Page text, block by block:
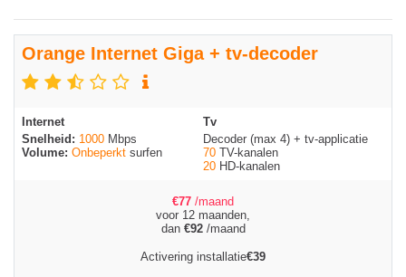
Orange Internet Giga + tv-decoder
Internet
Snelheid: 1000 Mbps
Volume: Onbeperkt surfen
Tv
Decoder (max 4) + tv-applicatie
70 TV-kanalen
20 HD-kanalen
€77 /maand
voor 12 maanden,
dan €92/maand
Activering installatie€39